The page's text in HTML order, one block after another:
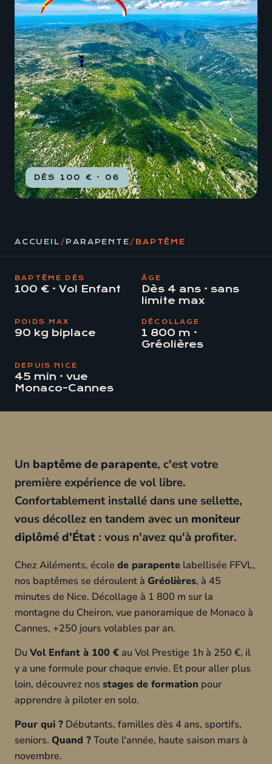
DÈS 100 € · 06
ACCUEIL / PARAPENTE / BAPTÊME
BAPTÊME DÈS
100 € · Vol Enfant
ÂGE
Dès 4 ans · sans
limite max
POIDS MAX
90 kg biplace
DÉCOLLAGE
1 800 m ·
Gréolières
DEPUIS NICE
45 min · vue
Monaco-Cannes
Un baptême de parapente, c'est votre
première expérience de vol libre.
Confortablement installé dans une sellette,
vous décollez en tandem avec un moniteur
diplômé d'État : vous n'avez qu'à profiter.
Chez Ailéments, école de parapente labellisée FFVL,
nos baptêmes se déroulent à Gréolières, à 45
minutes de Nice. Décollage à 1 800 m sur la
montagne du Cheiron, vue panoramique de Monaco à
Cannes, +250 jours volables par an.
Du Vol Enfant à 100 € au Vol Prestige 1h à 250 €, il
y a une formule pour chaque envie. Et pour aller plus
loin, découvrez nos stages de formation pour
apprendre à piloter en solo.
Pour qui ? Débutants, familles dès 4 ans, sportifs,
seniors. Quand ?Toute l'année, haute saison mars à
novembre.